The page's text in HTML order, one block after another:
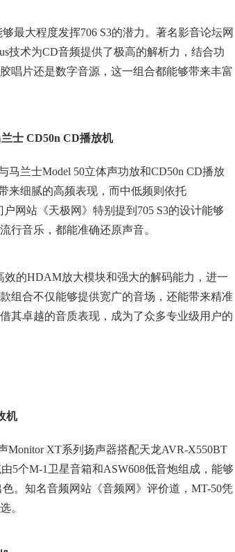
最大程度发挥706 S3的潜力。著名影音论坛网
技术为CD音频提供了极高的解析力，结合功
唱片还是数字音源，这一组合都能够带来丰富
士 CD50n CD播放机
马兰士Model 50立体声功放和CD50n CD播放
来细腻的高频表现，而中低频则依托
网站《天极网》特别提到705 S3的设计能够
行音乐，都能准确还原声音。
效的HDAM放大模块和强大的解码能力，进一
组合不仅能够提供宽广的音场，还能带来精准
其卓越的音质表现，成为了众多专业级用户的
机
Monitor XT系列扬声器搭配天龙AVR-X550BT
5个M-1卫星音箱和ASW608低音炮组成，能够
。知名音频网站《音频网》评价道，MT-50凭
。